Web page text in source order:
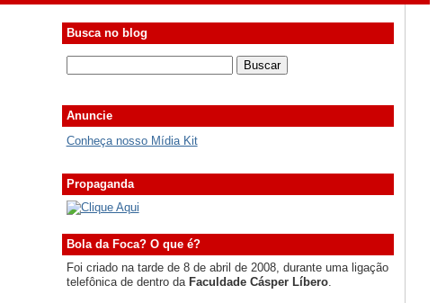
Busca no blog
Anuncie
Conheça nosso Mídia Kit
Propaganda
Bola da Foca? O que é?
Foi criado na tarde de 8 de abril de 2008, durante uma ligação
telefônica de dentro da Faculdade Cásper Líbero.